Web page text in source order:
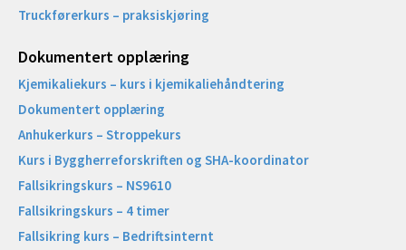
Truckførerkurs – praksiskjøring
Dokumentert opplæring
Kjemikaliekurs – kurs i kjemikaliehåndtering
Dokumentert opplæring
Anhukerkurs – Stroppekurs
Kurs i Byggherreforskriften og SHA-koordinator
Fallsikringskurs – NS9610
Fallsikringskurs – 4 timer
Fallsikring kurs – Bedriftsinternt